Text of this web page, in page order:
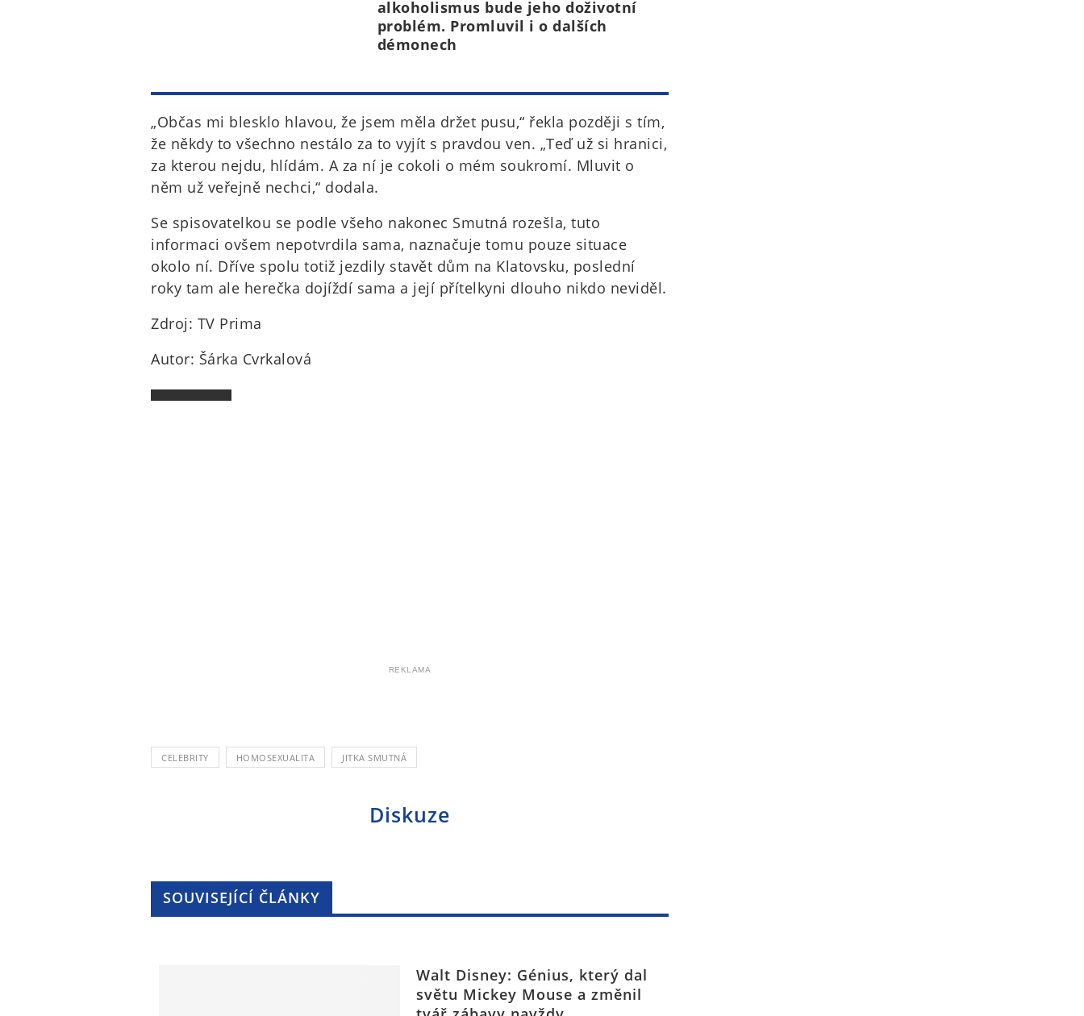
alkoholismus bude jeho doživotní
problém. Promluvil i o dalších
démonech
„Občas mi blesklo hlavou, že jsem měla držet pusu,“ řekla později s tím,
že někdy to všechno nestálo za to vyjít s pravdou ven. „Teď už si hranici,
za kterou nejdu, hlídám. A za ní je cokoli o mém soukromí. Mluvit o
něm už veřejně nechci,“ dodala.
Se spisovatelkou se podle všeho nakonec Smutná rozešla, tuto
informaci ovšem nepotvrdila sama, naznačuje tomu pouze situace
okolo ní. Dříve spolu totiž jezdily stavět dům na Klatovsku, poslední
roky tam ale herečka dojíždí sama a její přítelkyni dlouho nikdo neviděl.
Zdroj: TV Prima
Autor: Šárka Cvrkalová
REKLAMA
CELEBRITY HOMOSEXUALITA JITKA SMUTNÁ
Diskuze
SOUVISEJÍCÍ ČLÁNKY
Walt Disney: Génius, který dal
světu Mickey Mouse a změnil